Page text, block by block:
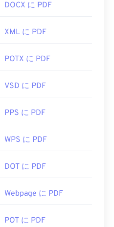
DOCX に PDF
XML に PDF
POTX に PDF
VSD に PDF
PPS に PDF
WPS に PDF
DOT に PDF
Webpage に PDF
POT に PDF